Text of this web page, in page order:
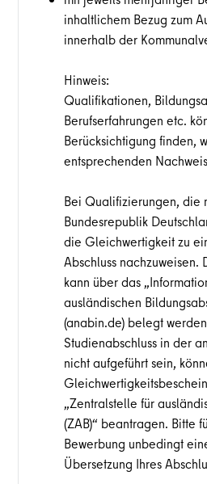
inhaltlichem Bezug zum
innerhalb der
Hinweis:
Qualifikationen,
Berufserfahrungen etc.
Berücksichtigung finden,
entsprechenden
Bei Qualifizierungen, die
Bundesrepublik
die Gleichwertigkeit zu
Abschluss
kann über das
ausländischen
(anabin.de) belegt
Studienabschluss in der
nicht aufgeführt sein,
„Zentralstelle für
(ZAB)“ beantragen. Bitte
Bewerbung unbedingt
Übersetzung Ihres